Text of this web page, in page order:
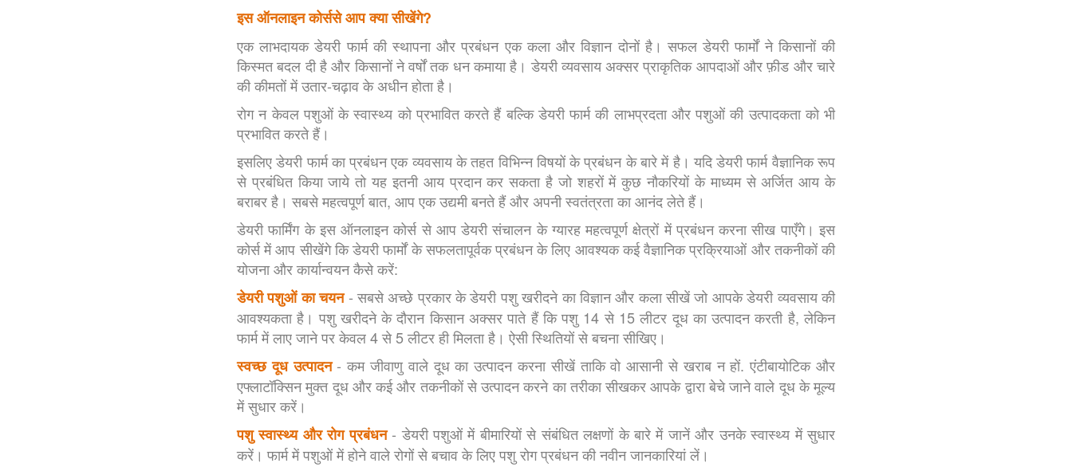
इस ऑनलाइन कोर्ससे आप क्या सीखेंगे?
एक लाभदायक डेयरी फार्म की स्थापना और प्रबंधन एक कला और विज्ञान दोनों है। सफल डेयरी फार्मों ने किसानों की
किस्मत बदल दी है और किसानों ने वर्षों तक धन कमाया है। डेयरी व्यवसाय अक्सर प्राकृतिक आपदाओं और फ़ीड और चारे
की कीमतों में उतार-चढ़ाव के अधीन होता है।
रोग न केवल पशुओं के स्वास्थ्य को प्रभावित करते हैं बल्कि डेयरी फार्म की लाभप्रदता और पशुओं की उत्पादकता को भी
प्रभावित करते हैं।
इसलिए डेयरी फार्म का प्रबंधन एक व्यवसाय के तहत विभिन्न विषयों के प्रबंधन के बारे में है। यदि डेयरी फार्म वैज्ञानिक रूप
से प्रबंधित किया जाये तो यह इतनी आय प्रदान कर सकता है जो शहरों में कुछ नौकरियों के माध्यम से अर्जित आय के
बराबर है। सबसे महत्वपूर्ण बात, आप एक उद्यमी बनते हैं और अपनी स्वतंत्रता का आनंद लेते हैं।
डेयरी फार्मिंग के इस ऑनलाइन कोर्स से आप डेयरी संचालन के ग्यारह महत्वपूर्ण क्षेत्रों में प्रबंधन करना सीख पाएँगे। इस
कोर्स में आप सीखेंगे कि डेयरी फार्मों के सफलतापूर्वक प्रबंधन के लिए आवश्यक कई वैज्ञानिक प्रक्रियाओं और तकनीकों की
योजना और कार्यान्वयन कैसे करें:
डेयरी पशुओं का चयन- सबसे अच्छे प्रकार के डेयरी पशु खरीदने का विज्ञान और कला सीखें जो आपके डेयरी व्यवसाय की
आवश्यकता है। पशु खरीदने के दौरान किसान अक्सर पाते हैं कि पशु 14 से 15 लीटर दूध का उत्पादन करती है, लेकिन
फार्म में लाए जाने पर केवल 4 से 5 लीटर ही मिलता है। ऐसी स्थितियों से बचना सीखिए।
स्वच्छ दूध उत्पादन- कम जीवाणु वाले दूध का उत्पादन करना सीखें ताकि वो आसानी से खराब न हों. एंटीबायोटिक और
एफ्लाटॉक्सिन मुक्त दूध और कई और तकनीकों से उत्पादन करने का तरीका सीखकर आपके द्वारा बेचे जाने वाले दूध के मूल्य
में सुधार करें।
पशु स्वास्थ्य और रोग प्रबंधन- डेयरी पशुओं में बीमारियों से संबंधित लक्षणों के बारे में जानें और उनके स्वास्थ्य में सुधार
करें। फार्म में पशुओं में होने वाले रोगों से बचाव के लिए पशु रोग प्रबंधन की नवीन जानकारियां लें।